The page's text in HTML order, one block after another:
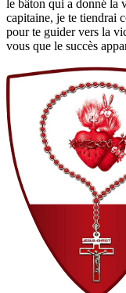
le bâton qui a donné la
capitaine, je te tiendrai
pour te guider vers la
vous que le succès